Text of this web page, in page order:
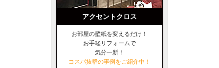
アクセントクロス
お部屋の壁紙を変えるだけ！
お手軽リフォームで
気分一新！
コスパ抜群の事例をご紹介中！